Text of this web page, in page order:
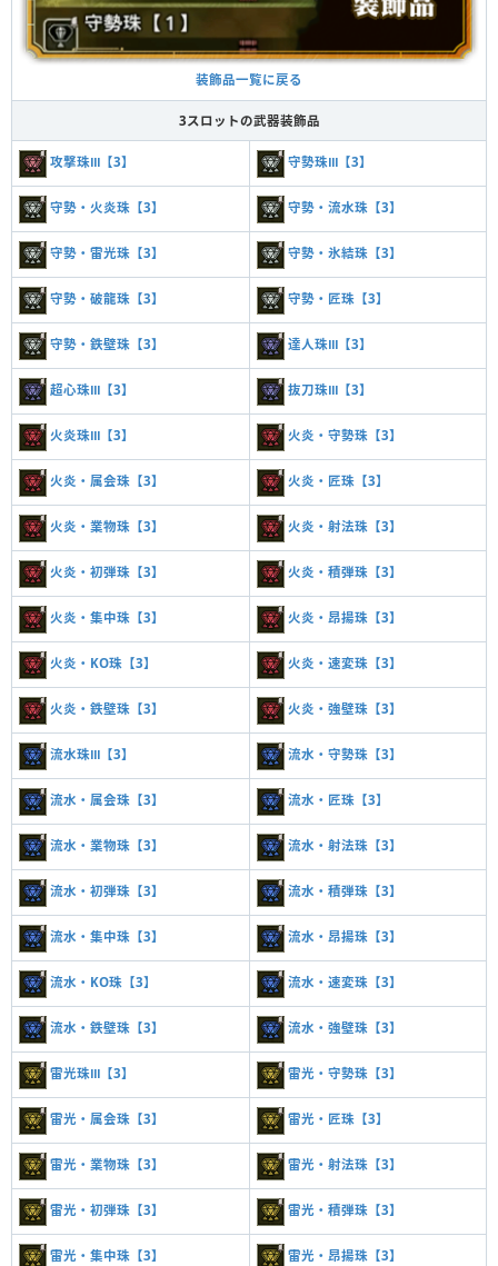
装飾品一覧に戻る
3スロットの武器装飾品
攻撃珠Ⅲ【3】 守勢珠Ⅲ【3】
守勢・火炎珠【3】 守勢・流水珠【3】
守勢・雷光珠【3】 守勢・氷結珠【3】
守勢・破龍珠【3】 守勢・匠珠【3】
守勢・鉄壁珠【3】 達人珠Ⅲ【3】
超心珠Ⅲ【3】 抜刀珠Ⅲ【3】
火炎珠Ⅲ【3】 火炎・守勢珠【3】
火炎・属会珠【3】 火炎・匠珠【3】
火炎・業物珠【3】 火炎・射法珠【3】
火炎・初弾珠【3】 火炎・積弾珠【3】
火炎・集中珠【3】 火炎・昂揚珠【3】
火炎・KO珠【3】 火炎・速変珠【3】
火炎・鉄壁珠【3】 火炎・強壁珠【3】
流水珠Ⅲ【3】 流水・守勢珠【3】
流水・属会珠【3】 流水・匠珠【3】
流水・業物珠【3】 流水・射法珠【3】
流水・初弾珠【3】 流水・積弾珠【3】
流水・集中珠【3】 流水・昂揚珠【3】
流水・KO珠【3】 流水・速変珠【3】
流水・鉄壁珠【3】 流水・強壁珠【3】
雷光珠Ⅲ【3】 雷光・守勢珠【3】
雷光・属会珠【3】 雷光・匠珠【3】
雷光・業物珠【3】 雷光・射法珠【3】
雷光・初弾珠【3】 雷光・積弾珠【3】
雷光・集中珠【3】 雷光・昂揚珠【3】